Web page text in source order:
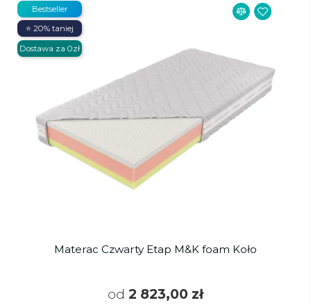
Materac Czwarty Etap M&K foam Koło
od 2 823,00 zł
Bestseller
⭐ 20% taniej
Dostawa za 0zł